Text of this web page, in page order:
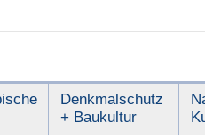
Denkmalschutz
+ Baukultur